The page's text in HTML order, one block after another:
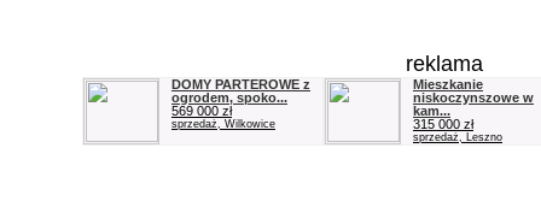
reklama
DOMY PARTEROWE z
ogrodem, spoko...
569 000 zł
sprzedaż, Wilkowice
Mieszkanie
niskoczynszowe w
kam...
315 000 zł
sprzedaż, Leszno